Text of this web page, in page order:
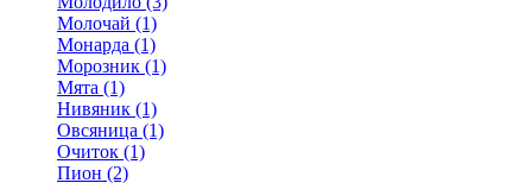
Молочай (1)
Монарда (1)
Морозник (1)
Мята (1)
Нивяник (1)
Овсяница (1)
Очиток (1)
Пион (2)